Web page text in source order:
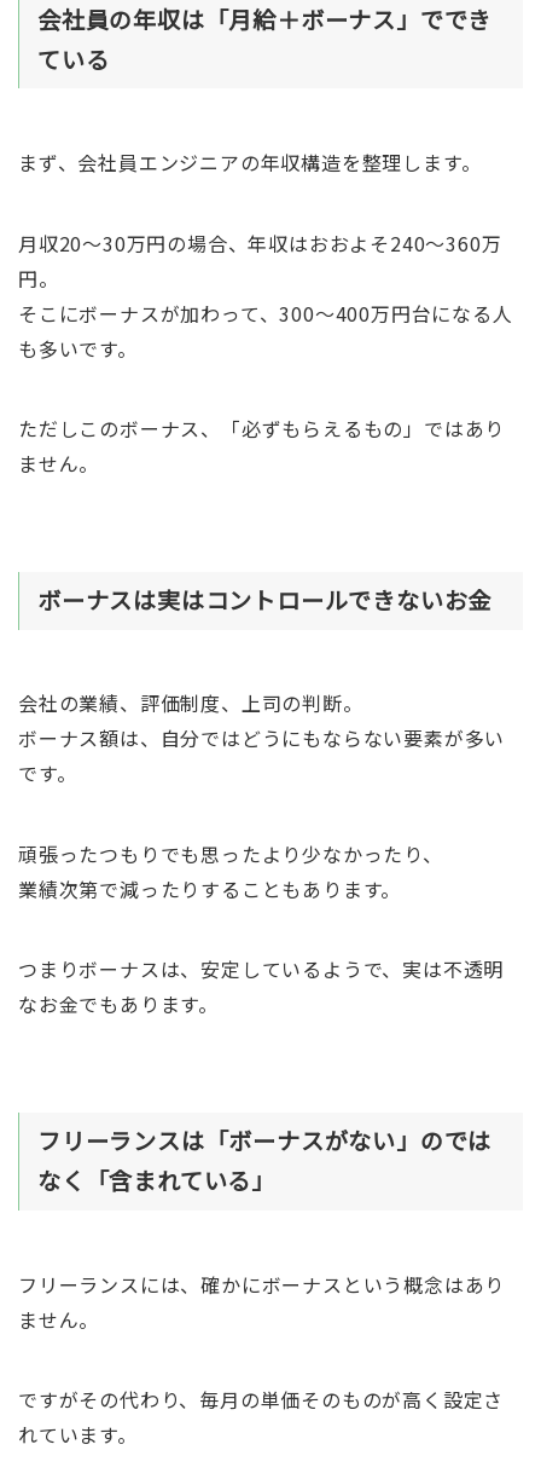
会社員の年収は「月給＋ボーナス」ででき
ている
まず、会社員エンジニアの年収構造を整理します。
月収20〜30万円の場合、年収はおおよそ240〜360万
円。
そこにボーナスが加わって、300〜400万円台になる人
も多いです。
ただしこのボーナス、「必ずもらえるもの」ではあり
ません。
ボーナスは実はコントロールできないお金
会社の業績、評価制度、上司の判断。
ボーナス額は、自分ではどうにもならない要素が多い
です。
頑張ったつもりでも思ったより少なかったり、
業績次第で減ったりすることもあります。
つまりボーナスは、安定しているようで、実は不透明
なお金でもあります。
フリーランスは「ボーナスがない」のでは
なく「含まれている」
フリーランスには、確かにボーナスという概念はあり
ません。
ですがその代わり、毎月の単価そのものが高く設定さ
れています。